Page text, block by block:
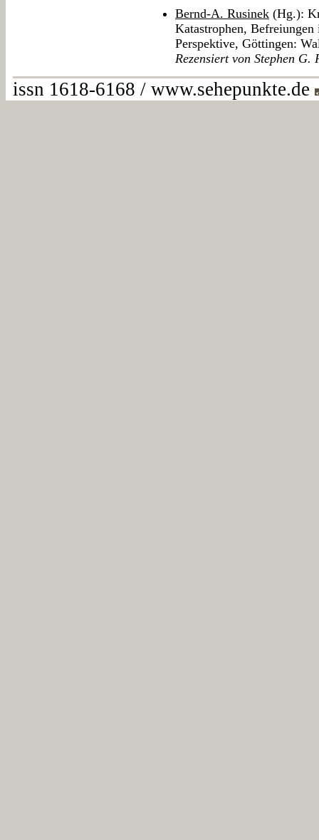
Bernd-A. Rusinek (Hg.):
Katastrophen,
Perspektive, Göttingen:
Rezensiert von Stephen G.
issn 1618-6168 / www.sehepunkte.de